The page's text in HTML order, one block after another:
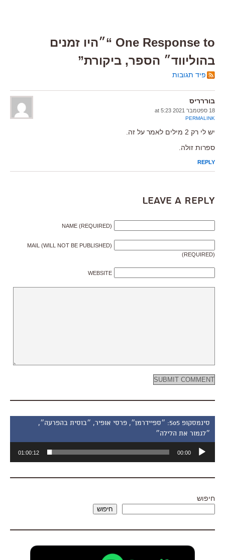
One Response to “״היו זמנים
בהוליווד״ הספר, ביקורת”
פיד תגובות
בוררריס
18 ספטמבר 2021 at 5:23
PERMALINK
יש לי רק 2 מילים לאמר על זה.
ספרות זולה.
REPLY
Leave a Reply
NAME (REQUIRED)
MAIL (WILL NOT BE PUBLISHED)
(REQUIRED)
WEBSITE
סינמסקופ 505: ״ספיידרמן״, פרסי אופיר, ״בוסית בהפרעה״,
״לגמור את הלילה״
אודיו
00:00
01:00:12
חיפוש
חיפוש